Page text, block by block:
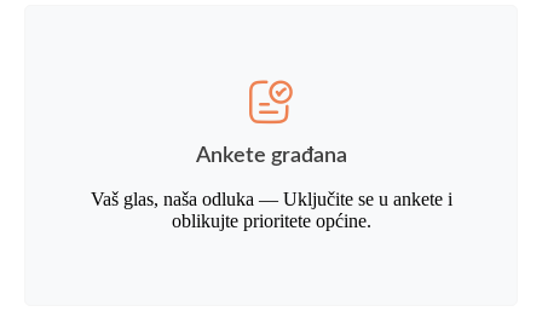
Ankete građana
Vaš glas, naša odluka — Uključite se u ankete i
oblikujte prioritete općine.